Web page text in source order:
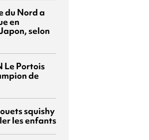
du Nord a
en
selon
Le Portois
de
squishy
les enfants